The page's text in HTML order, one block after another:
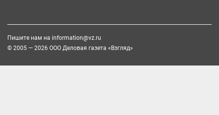
Пишите нам на information@vz.ru
© 2005 — 2026 ООО Деловая газета «Взгляд»